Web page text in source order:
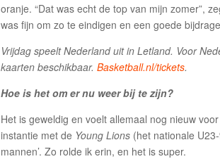
oranje. “Dat was echt de top van mijn zomer”,
was fijn om zo te eindigen en een goede
Vrijdag speelt Nederland uit in Letland. Voor
kaarten beschikbaar.Basketball.nl/tickets.
Hoe is het om er nu weer bij te zijn?
Het is geweldig en voelt allemaal nog nieuw
instantie met de Young Lions (het nationale
mannen’. Zo rolde ik erin, en het is super.